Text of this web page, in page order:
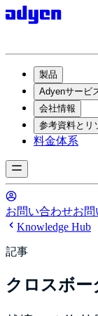
製品
Adyenサービ
会社情報
参考資料とリ
料金体系
お問い合わせお問
Knowledge Hub
記事
クロスボー